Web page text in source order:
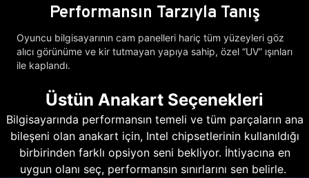
Performansın Tarzıyla Tanış
Oyuncu bilgisayarının cam panelleri hariç tüm yüzeyleri göz
alıcı görünüme ve kir tutmayan yapıya sahip, özel “UV” ışınları
ile kaplandı.
Üstün Anakart Seçenekleri
Bilgisayarında performansın temeli ve tüm parçaların ana
bileşeni olan anakart için, Intel chipsetlerinin kullanıldığı
birbirinden farklı opsiyon seni bekliyor. İhtiyacına en
uygun olanı seç, performansın sınırlarını sen belirle.